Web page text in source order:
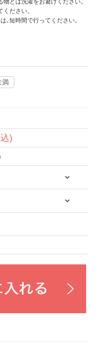
とは洗濯をお避けください。
ださい。
､短時間で行ってください。
満
)